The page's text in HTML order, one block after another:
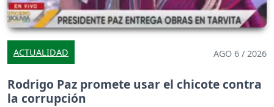
ACTUALIDAD AGO 6 / 2026
Rodrigo Paz promete usar el chicote contra
la corrupción